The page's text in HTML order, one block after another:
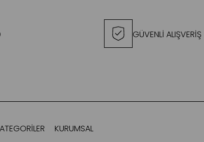
GÜVENLİ ALIŞVERİŞ
KURUMSAL